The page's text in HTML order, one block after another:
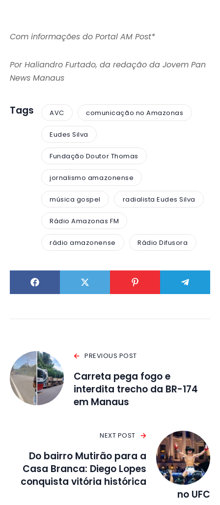
Com informações do Portal AM Post*
Por Haliandro Furtado, da redação da Jovem Pan
News Manaus
Tags AVC comunicação no Amazonas
Eudes Silva
Fundação Doutor Thomas
jornalismo amazonense
música gospel radialista Eudes Silva
Rádio Amazonas FM
rádio amazonense Rádio Difusora
PREVIOUS POST
Carreta pega fogo e
interdita trecho da BR-174
em Manaus
NEXT POST
Do bairro Mutirão para a
Casa Branca: Diego Lopes
conquista vitória histórica
no UFC